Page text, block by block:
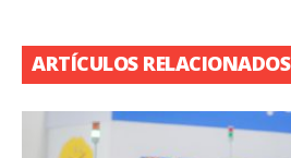
ARTÍCULOS RELACIONADOS